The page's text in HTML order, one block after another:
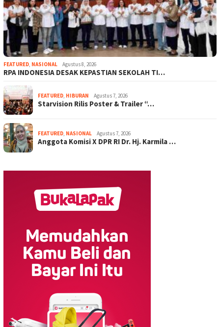
FEATURED, NASIONAL Agustus 8, 2026
RPA INDONESIA DESAK KEPASTIAN SEKOLAH TI…
FEATURED, HIBURAN Agustus 7, 2026
Starvision Rilis Poster & Trailer “…
FEATURED, NASIONAL Agustus 7, 2026
Anggota Komisi X DPR RI Dr. Hj. Karmila …